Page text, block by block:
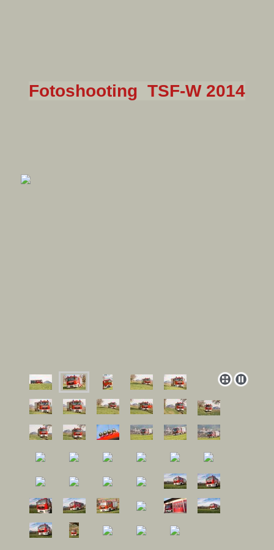
Fotoshooting TSF-W 2014